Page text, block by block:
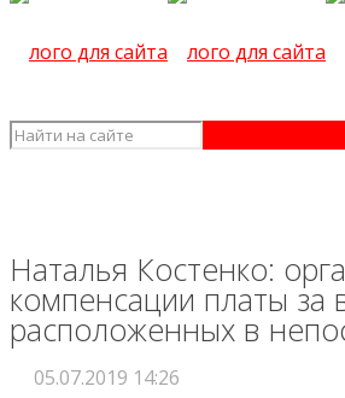
Наталья Костенко:
компенсации платы за
расположенных в
05.07.2019 14:26